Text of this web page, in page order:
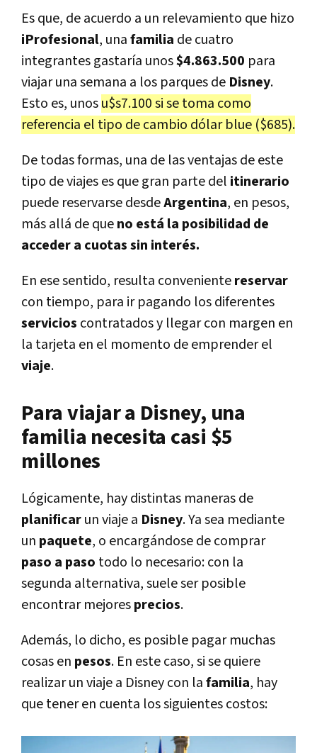
Es que, de acuerdo a un relevamiento que hizo
iProfesional, unafamilia de cuatro
integrantes gastaría unos$4.863.500 para
viajar una semana a los parques de Disney.
Esto es, unosu$s7.100 si se toma como
referencia el tipo de cambio dólar blue ($685).
De todas formas, una de las ventajas de este
tipo de viajes es que gran parte del itinerario
puede reservarse desdeArgentina, en pesos,
más allá de queno está la posibilidad de
acceder a cuotas sin interés.
En ese sentido, resulta convenientereservar
con tiempo, para ir pagando los diferentes
servicios contratados y llegar con margen en
la tarjeta en el momento de emprender el
viaje.
Para viajar a Disney, una
familia necesita casi $5
millones
Lógicamente, hay distintas maneras de
planificarun viaje a Disney. Ya sea mediante
un paquete, o encargándose de comprar
paso a paso todo lo necesario: con la
segunda alternativa, suele ser posible
encontrar mejoresprecios.
Además, lo dicho, es posible pagar muchas
cosas en pesos. En este caso, si se quiere
realizar un viaje a Disney con lafamilia, hay
que tener en cuenta los siguientes costos: